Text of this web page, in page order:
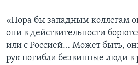
«Пора бы западным коллегам
они в действительности
или с Россией… Может быть,
рук погибли безвинные люди в